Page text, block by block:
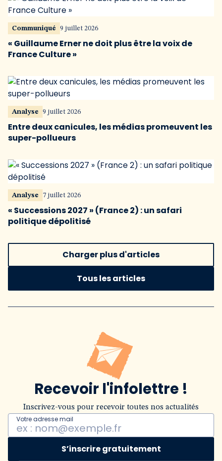
Communiqué 9 juillet 2026
« Guillaume Erner ne doit plus être la voix de
France Culture »
Analyse 9 juillet 2026
Entre deux canicules, les médias promeuvent les
super-pollueurs
Analyse 7 juillet 2026
« Successions 2027 » (France 2) : un safari
politique dépolitisé
Charger plus d'articles
Tous les articles
Recevoir l'infolettre !
Inscrivez-vous pour recevoir toutes nos actualités
Votre adresse mail
S’inscrire gratuitement